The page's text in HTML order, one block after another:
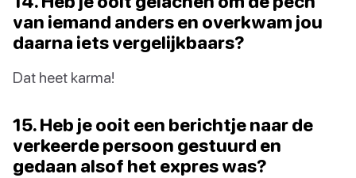
van iemand anders en overkwam jou
daarna iets vergelijkbaars?
Dat heet karma!
15. Heb je ooit een berichtje naar de
verkeerde persoon gestuurd en
gedaan alsof het expres was?